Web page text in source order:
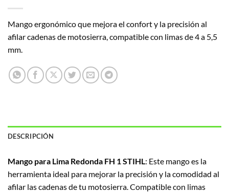
Mango ergonómico que mejora el confort y la precisión al
afilar cadenas de motosierra, compatible con limas de 4 a 5,5
mm.
DESCRIPCIÓN
Mango para Lima Redonda FH 1 STIHL: Este mango es la
herramienta ideal para mejorar la precisión y la comodidad al
afilar las cadenas de tu motosierra. Compatible con limas